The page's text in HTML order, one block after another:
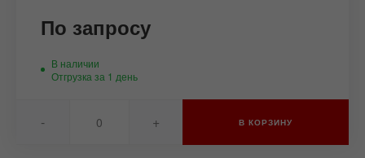
По запросу
В наличии
Отгрузка за 1 день
- + В КОРЗИНУ